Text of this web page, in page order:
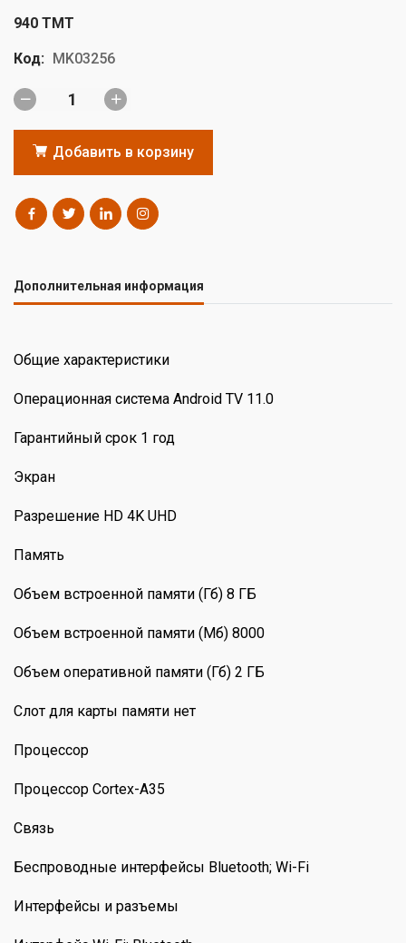
940 TMT
Код: MK03256
Добавить в корзину
Дополнительная информация
Общие характеристики
Операционная система Android TV 11.0
Гарантийный срок 1 год
Экран
Разрешение HD 4K UHD
Память
Объем встроенной памяти (Гб) 8 ГБ
Объем встроенной памяти (Мб) 8000
Объем оперативной памяти (Гб) 2 ГБ
Слот для карты памяти нет
Процессор
Процессор Cortex-A35
Связь
Беспроводные интерфейсы Bluetooth; Wi-Fi
Интерфейсы и разъемы